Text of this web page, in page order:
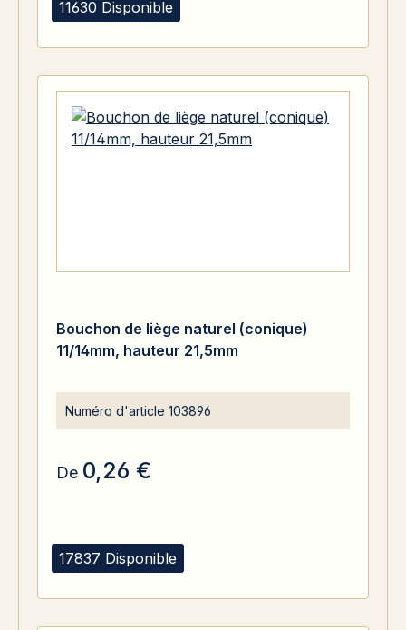
11630 Disponible
17837 Disponible
Bouchon de liège naturel (conique)
11/14mm, hauteur 21,5mm
Numéro d'article 103896
De 0,26 €